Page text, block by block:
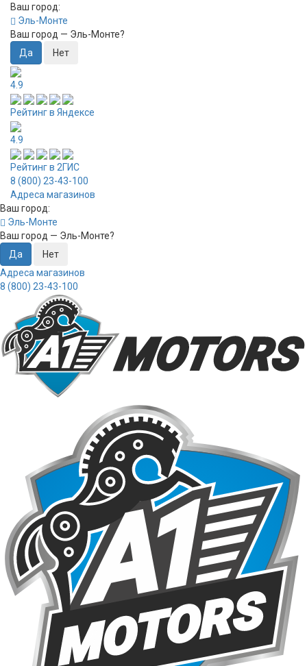
Ваш город:
Эль-Монте
Ваш город — Эль-Монте?
4.9
Рейтинг в Яндексе
4.9
Рейтинг в 2ГИС
8 (800) 23-43-100
Адреса магазинов
Ваш город:
Эль-Монте
Ваш город — Эль-Монте?
Адреса магазинов
8 (800) 23-43-100